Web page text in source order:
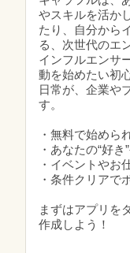
やスキルを活か
たり、自分から
る、次世代のエ
インフルエンサ
動を始めたい初
日常が、企業や
す。
・無料で始めら
・あなたの“好き
・イベントやお
・条件クリアで
まずはアプリを
作成しよう！